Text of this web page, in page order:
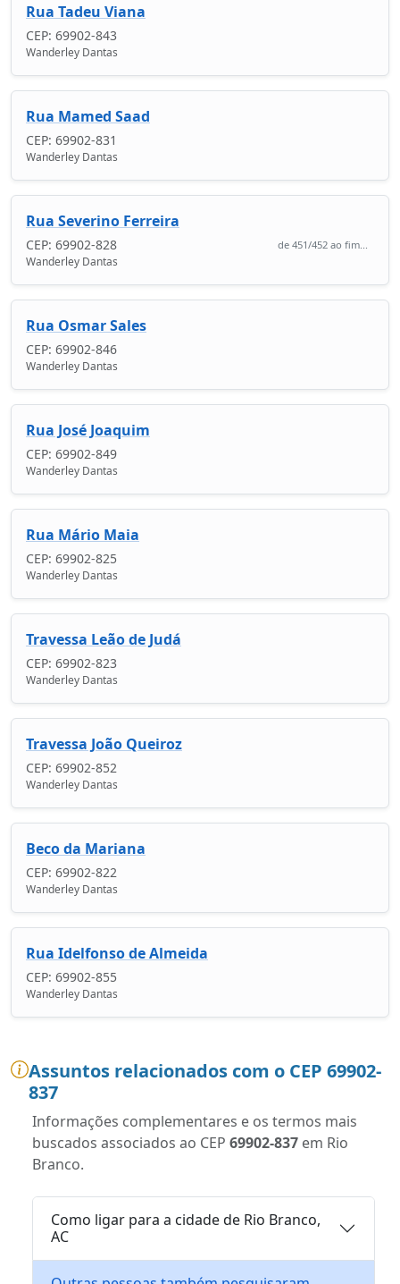
Rua Tadeu Viana
CEP: 69902-843
Wanderley Dantas
Rua Mamed Saad
CEP: 69902-831
Wanderley Dantas
Rua Severino Ferreira
CEP: 69902-828 de 451/452 ao fim...
Wanderley Dantas
Rua Osmar Sales
CEP: 69902-846
Wanderley Dantas
Rua José Joaquim
CEP: 69902-849
Wanderley Dantas
Rua Mário Maia
CEP: 69902-825
Wanderley Dantas
Travessa Leão de Judá
CEP: 69902-823
Wanderley Dantas
Travessa João Queiroz
CEP: 69902-852
Wanderley Dantas
Beco da Mariana
CEP: 69902-822
Wanderley Dantas
Rua Idelfonso de Almeida
CEP: 69902-855
Wanderley Dantas
Assuntos relacionados com o CEP 69902-
837
Informações complementares e os termos mais
buscados associados ao CEP 69902-837 em Rio
Branco.
Como ligar para a cidade de Rio Branco,
AC